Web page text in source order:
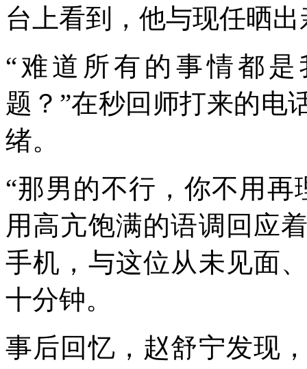
台上看到，他与现任晒
“难道所有的事情都
题？”在秒回师打来的电
绪。
“那男的不行，你不用
用高亢饱满的语调回应
手机，与这位从未见面
十分钟。
事后回忆，赵舒宁发现